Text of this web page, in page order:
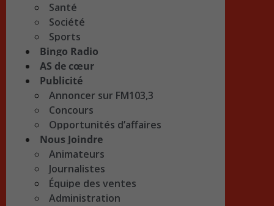
Santé
Société
Sports
Bingo Radio
AS de cœur
Publicité
Annoncer sur FM103,3
Concours
Opportunités d’affaires
Nous Joindre
Animateurs
Journalistes
Équipe des ventes
Administration